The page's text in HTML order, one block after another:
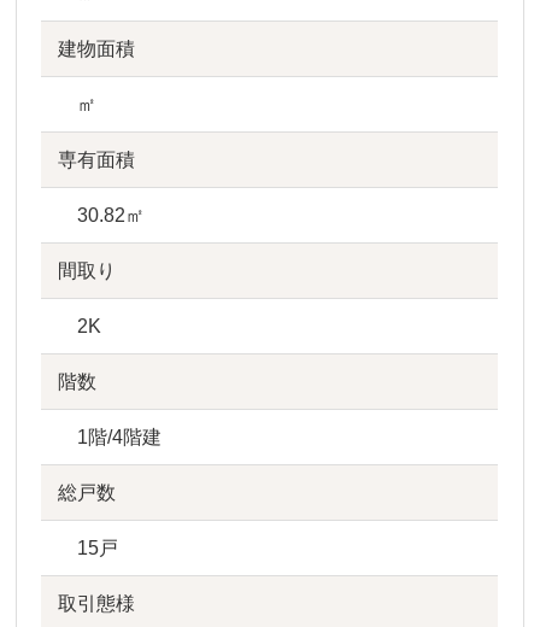
建物面積
㎡
専有面積
30.82㎡
間取り
2K
階数
1階/4階建
総戸数
15戸
取引態様